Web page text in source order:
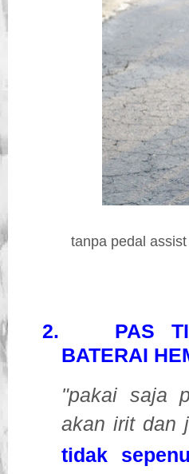
tanpa pedal
2.
PAS
BATERAI
"pakai saja
akan irit dan
tidak